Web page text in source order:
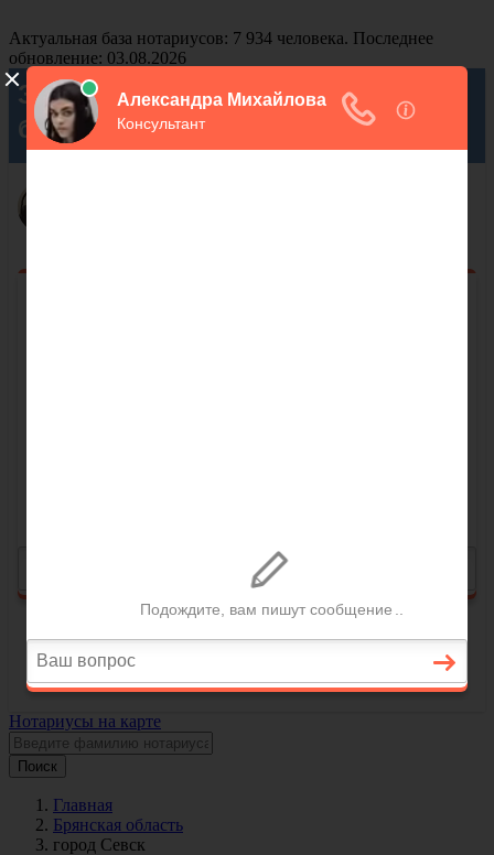
Актуальная база нотариусов: 7 934 человека. Последнее
обновление: 03.08.2026
Нотариусы на карте
Поиск
Главная
Брянская область
город Севск